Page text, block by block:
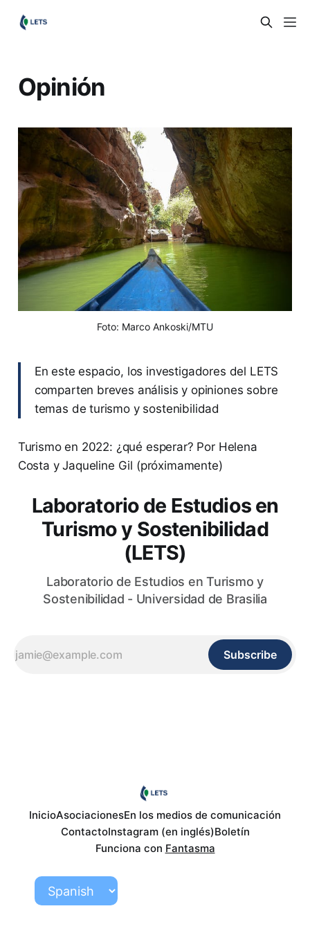
Opinión
Foto: Marco Ankoski/MTU
En este espacio, los investigadores del LETS
comparten breves análisis y opiniones sobre
temas de turismo y sostenibilidad
Turismo en 2022: ¿qué esperar? Por Helena
Costa y Jaqueline Gil (próximamente)
Laboratorio de Estudios en
Turismo y Sostenibilidad
(LETS)
Laboratorio de Estudios en Turismo y
Sostenibilidad - Universidad de Brasilia
Subscribe
InicioAsociacionesEn los medios de comunicación
ContactoInstagram (en inglés)Boletín
Funciona con Fantasma